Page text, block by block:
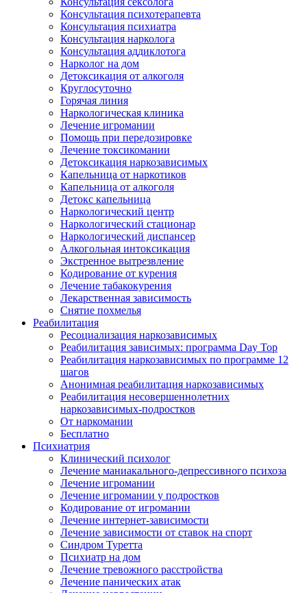
Консультация психотерапевта
Консультация психиатра
Консультация нарколога
Консультация аддиклотога
Нарколог на дом
Детоксикация от алкоголя
Круглосуточно
Горячая линия
Наркологическая клиника
Лечение игромании
Помощь при передозировке
Лечение токсикомании
Детоксикация наркозависимых
Капельница от наркотиков
Капельница от алкоголя
Детокс капельница
Наркологический центр
Наркологический стационар
Наркологический диспансер
Алкогольная интоксикация
Экстренное вытрезвление
Кодирование от курения
Лечение табакокурения
Лекарственная зависимость
Снятие похмелья
Реабилитация
Ресоциализация наркозависимых
Реабилитация зависимых: программа Day Top
Реабилитация наркозависимых по программе 12
шагов
Анонимная реабилитация наркозависимых
Реабилитация несовершеннолетних
наркозависимых-подростков
От наркомании
Бесплатно
Психиатрия
Клинический психолог
Лечение маниакального-депрессивного психоза
Лечение игромании
Лечение игромании у подростков
Кодирование от игромании
Лечение интернет-зависимости
Лечение зависимости от ставок на спорт
Синдром Туретта
Психиатр на дом
Лечение тревожного расстройства
Лечение панических атак